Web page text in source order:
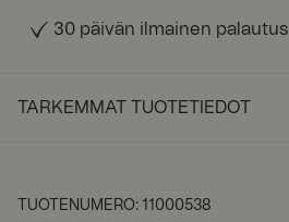
30 päivän ilmainen palautus
TARKEMMAT TUOTETIEDOT
TUOTENUMERO: 11000538